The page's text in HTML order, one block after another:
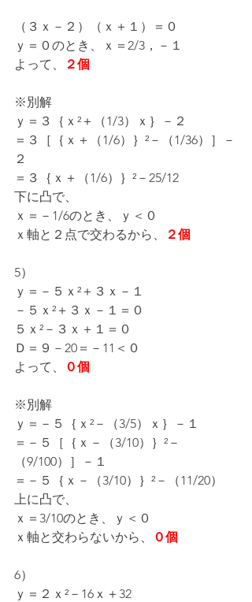
（３ｘ－２）（ｘ＋１）＝０
ｙ＝０のとき、ｘ＝2/3，－１
よって、
２個
※別解
ｙ＝３｛ｘ²＋（1/3）ｘ｝－２
＝３［｛ｘ＋（1/6）｝²－（1/36）］－
２
＝３｛ｘ＋（1/6）｝²－25/12
下に凸で、
ｘ＝－1/6のとき、ｙ＜０
ｘ軸と２点で交わるから、
２個
5）
ｙ＝－５ｘ²＋３ｘ－１
－５ｘ²＋３ｘ－１＝０
５ｘ²－３ｘ＋１＝０
Ｄ＝９－20＝－11＜０
よって、
０個
※別解
ｙ＝－５｛ｘ²－（3/5）ｘ｝－１
＝－５［｛ｘ－（3/10）｝²－
（9/100）］－１
＝－５｛ｘ－（3/10）｝²－（11/20）
上に凸で、
ｘ＝3/10のとき、ｙ＜０
ｘ軸と交わらないから、
０個
6）
ｙ＝２ｘ²－16ｘ＋32